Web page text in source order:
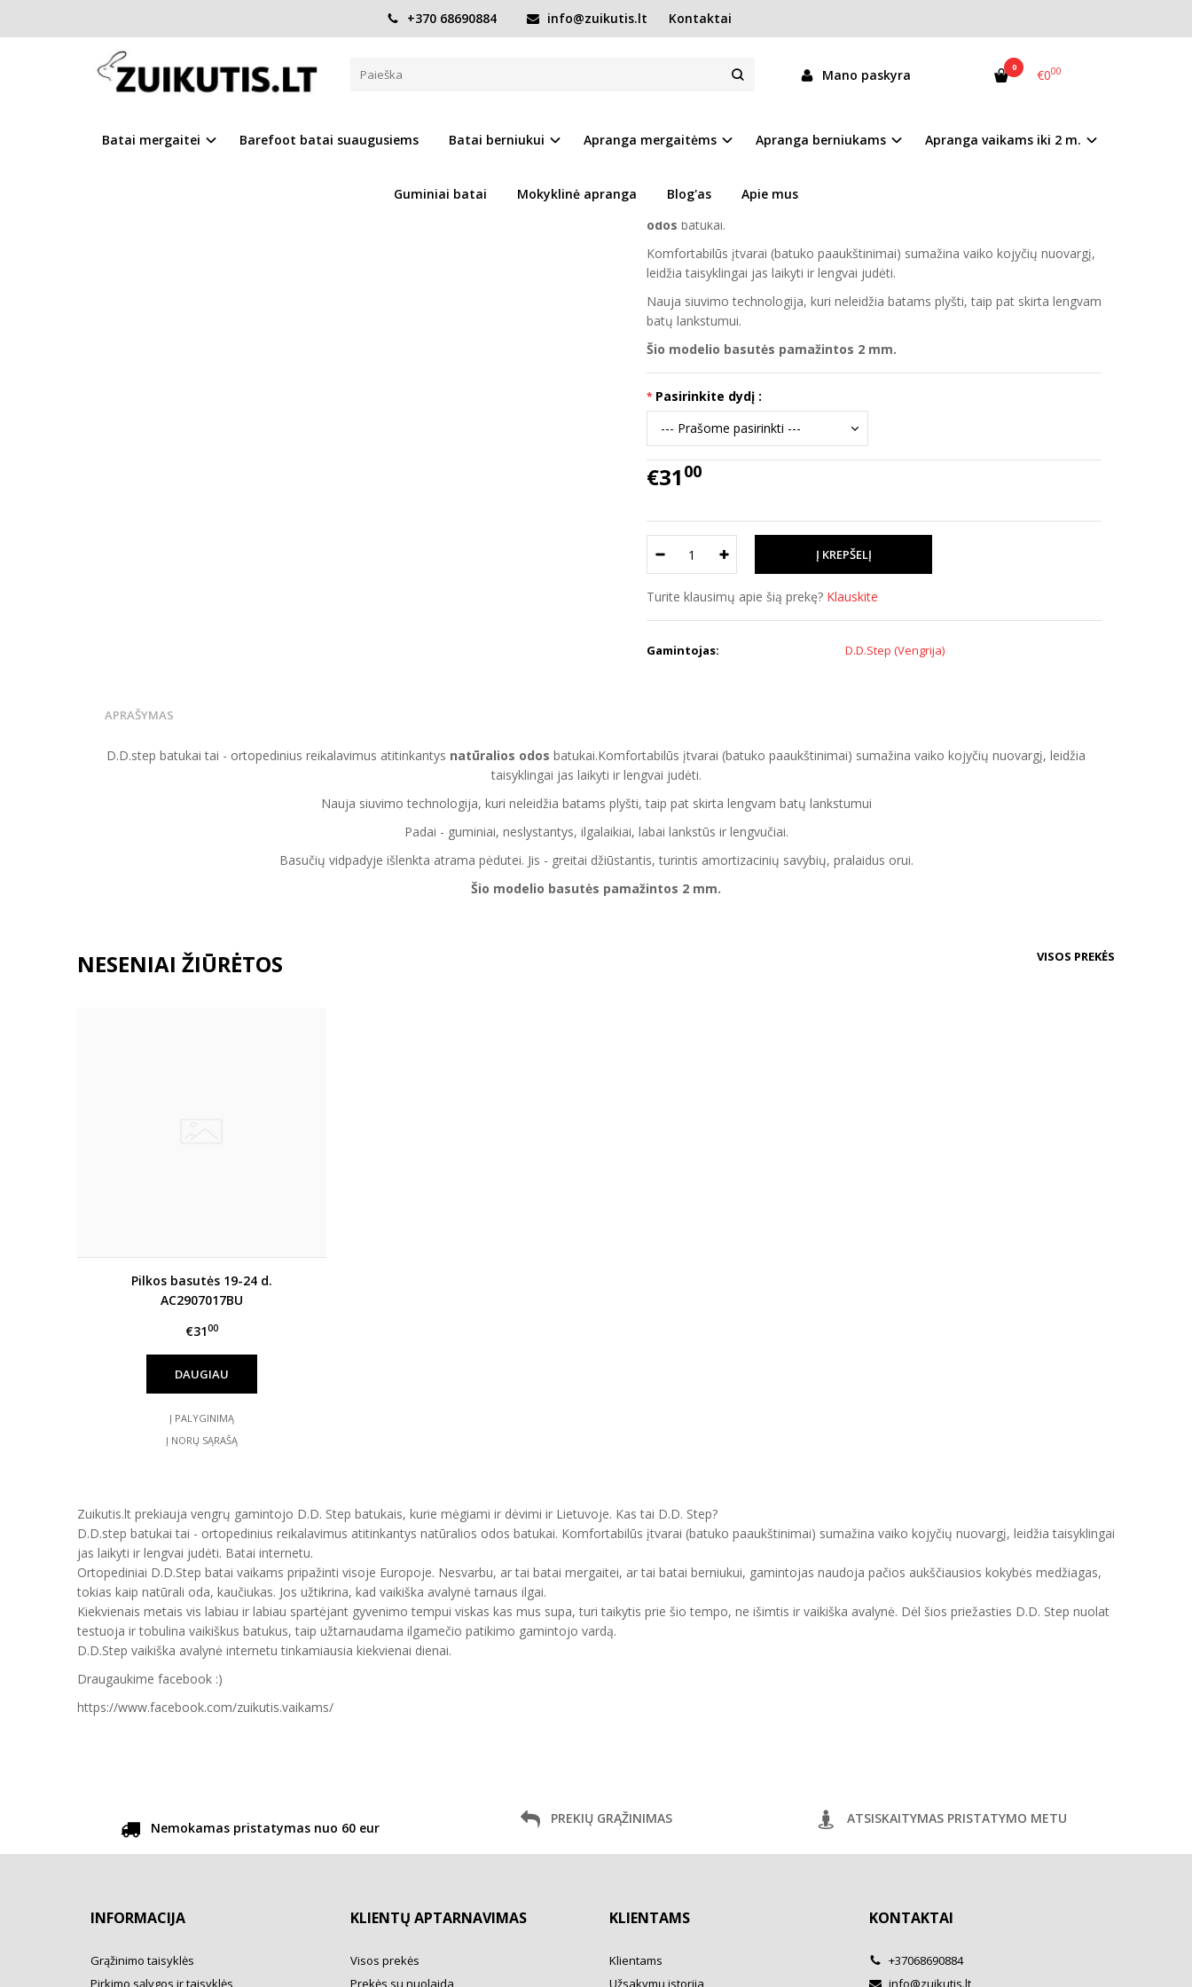
+370 68690884 info@zuikutis.lt Kontaktai
Mano paskyra 0 €000
Batai mergaitei Barefoot batai suaugusiems Batai berniukui Apranga mergaitėms Apranga berniukams Apranga vaikams iki 2 m.
Guminiai batai Mokyklinė apranga Blog'as Apie mus
Pagrindinis Batai berniukui D.D.Step batai berniukams Pilkos basutės 19-24 d. AC2907017BU
PILKOS BASUTĖS 19-24 D. AC2907017BU
Į PALYGINIMĄ Į NORŲ SĄRAŠĄ
Prekės kodas:
8872-AC2907017BU
D.D.step batukai tai - ortopedinius reikalavimus atitinkantys
odos batukai.
Komfortabilūs įtvarai (batuko paaukštinimai) sumažina vaiko kojyčių nuovargį,
leidžia taisyklingai jas laikyti ir lengvai judėti.
Nauja siuvimo technologija, kuri neleidžia batams plyšti, taip pat skirta lengvam
batų lankstumui.
Šio modelio basutės pamažintos 2 mm.
Pasirinkite dydį :
€31 00
Turite klausimų apie šią prekę? Klauskite
Gamintojas: D.D.Step (Vengrija)
APRAŠYMAS
D.D.step batukai tai - ortopedinius reikalavimus atitinkantys natūralios odos batukai.Komfortabilūs įtvarai (batuko paaukštinimai) sumažina vaiko kojyčių nuovargį, leidžia
taisyklingai jas laikyti ir lengvai judėti.
Nauja siuvimo technologija, kuri neleidžia batams plyšti, taip pat skirta lengvam batų lankstumui
Padai - guminiai, neslystantys, ilgalaikiai, labai lankstūs ir lengvučiai.
Basučių vidpadyje išlenkta atrama pėdutei. Jis - greitai džiūstantis, turintis amortizacinių savybių, pralaidus orui.
Šio modelio basutės pamažintos 2 mm.
NESENIAI ŽIŪRĖTOS VISOS PREKĖS
Pilkos basutės 19-24 d.
AC2907017BU
€3100
DAUGIAU
Į PALYGINIMĄ
Į NORŲ SĄRAŠĄ
Zuikutis.lt prekiauja vengrų gamintojo D.D. Step batukais, kurie mėgiami ir dėvimi ir Lietuvoje. Kas tai D.D. Step?
D.D.step batukai tai - ortopedinius reikalavimus atitinkantys natūralios odos batukai. Komfortabilūs įtvarai (batuko paaukštinimai) sumažina vaiko kojyčių nuovargį, leidžia taisyklingai
jas laikyti ir lengvai judėti. Batai internetu.
Ortopediniai D.D.Step batai vaikams pripažinti visoje Europoje. Nesvarbu, ar tai batai mergaitei, ar tai batai berniukui, gamintojas naudoja pačios aukščiausios kokybės medžiagas,
tokias kaip natūrali oda, kaučiukas. Jos užtikrina, kad vaikiška avalynė tarnaus ilgai.
Kiekvienais metais vis labiau ir labiau spartėjant gyvenimo tempui viskas kas mus supa, turi taikytis prie šio tempo, ne išimtis ir vaikiška avalynė. Dėl šios priežasties D.D. Step nuolat
testuoja ir tobulina vaikiškus batukus, taip užtarnaudama ilgamečio patikimo gamintojo vardą.
D.D.Step vaikiška avalynė internetu tinkamiausia kiekvienai dienai.
Draugaukime facebook :)
https://www.facebook.com/zuikutis.vaikams/
Nemokamas pristatymas nuo 60 eur
PREKIŲ GRĄŽINIMAS ATSISKAITYMAS PRISTATYMO METU
INFORMACIJA
Grąžinimo taisyklės
Pirkimo sąlygos ir taisyklės
KLIENTŲ APTARNAVIMAS
Visos prekės
Prekės su nuolaida
KLIENTAMS
Klientams
Užsakymų istorija
KONTAKTAI
+37068690884
info@zuikutis.lt